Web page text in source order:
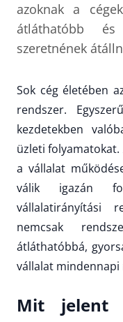
azoknak a
átláthatóbb és
szeretnének
Sok cég életében
rendszer.
kezdetekben
üzleti
a vállalat
válik igazán
vállalatirányítási
nemcsak
átláthatóbbá,
vállalat mindennapi
Mit jelent